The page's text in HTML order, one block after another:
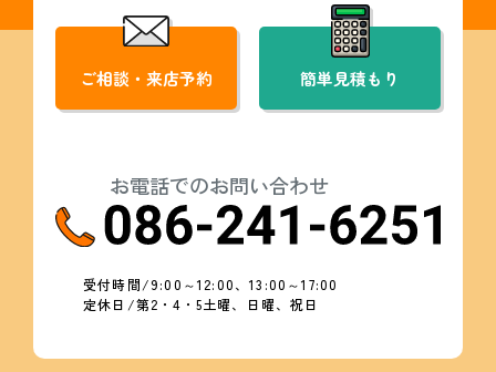
ご相談・来店予約 簡単見積もり
お電話でのお問い合わせ
受付時間/9:00～12:00、13:00～17:00
定休日/第2・4・5土曜、日曜、祝日